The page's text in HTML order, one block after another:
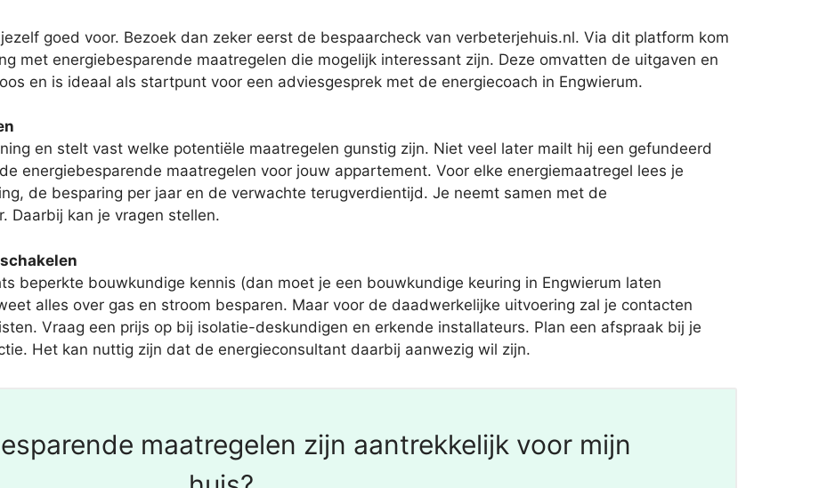
goed voor. Bezoek dan zeker eerst de bespaarcheck van verbeterjehuis.nl. Via dit platform kom
met energiebesparende maatregelen die mogelijk interessant zijn. Deze omvatten de uitgaven en
en is ideaal als startpunt voor een adviesgesprek met de energiecoach in Engwierum.
en stelt vast welke potentiële maatregelen gunstig zijn. Niet veel later mailt hij een gefundeerd
energiebesparende maatregelen voor jouw appartement. Voor elke energiemaatregel lees je
de besparing per jaar en de verwachte terugverdientijd. Je neemt samen met de
Daarbij kan je vragen stellen.
beperkte bouwkundige kennis (dan moet je een bouwkundige keuring in Engwierum laten
alles over gas en stroom besparen. Maar voor de daadwerkelijke uitvoering zal je contacten
Vraag een prijs op bij isolatie-deskundigen en erkende installateurs. Plan een afspraak bij je
Het kan nuttig zijn dat de energieconsultant daarbij aanwezig wil zijn.
maatregelen zijn aantrekkelijk voor mijn